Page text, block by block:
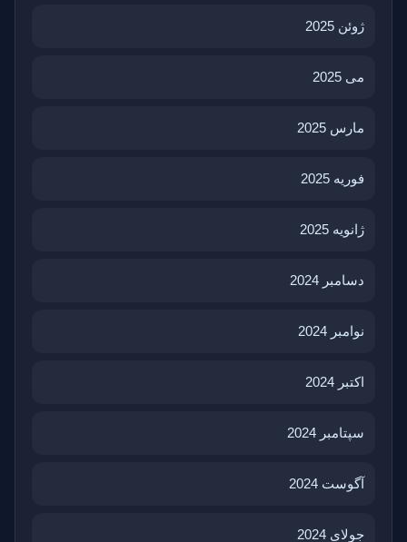
ژوئن 2025
می 2025
مارس 2025
فوریه 2025
ژانویه 2025
دسامبر 2024
نوامبر 2024
اکتبر 2024
سپتامبر 2024
آگوست 2024
جولای 2024